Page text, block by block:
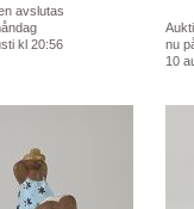
avslutas
kl 20:56
nu
10